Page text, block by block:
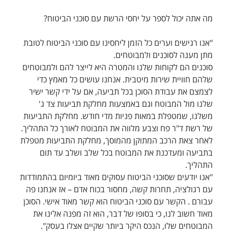
מה אתה יכול לספר על יחסי הרשת עם סוכני הביטוח?
"אנו רגישים וערים כל הזמן ליחסינו עם סוכני הביטוח לטובת
מתן מענה לסוכנים ולמבוטחים.
סוכנים הם לקוחות שלנו והמטרה היא לייצר להם ולמבוטחים
שלהם חוויית שירות מיטבית. אנחנו עושים כל מאמץ כדי
לצמצם את עבודת הסוכן בכל תביעה, אם על ידי קשר ישיר
שלנו מול המבוטח וגם באמצעות מחלקת תביעות צד ג'
משלנו, שמטפלת במאות פניות מדי חודש. מחלקת התביעות
של רשת ד"ר פח וצבע מלווה את המבוטח לאורך כל התהליך.
לאחר צאת הרכב המתוקן מהמוסך, מחלקת התביעות מטפלת
בתביעה ומעדכנת את המבוטח בכל שלב ושלב עד תום
התהליך.
"אנו יודעים שסוכני הביטוח עסוקים מאוד ביומיום בהתמודדות
עם רגולציה, תחרות קשה, מחסור בכוח אדם – אז אנחנו פה
עבורם . הקשר עם סוכני הביטוח הוא קשר מאוד אישי. הסוכן
מאוד חשוב לנו, כי בסופו של דבר, הוא זה מפנה אלינו את
המבוטחים שלו, הנכס היקר ביותר שקיים אצלו בעסק".